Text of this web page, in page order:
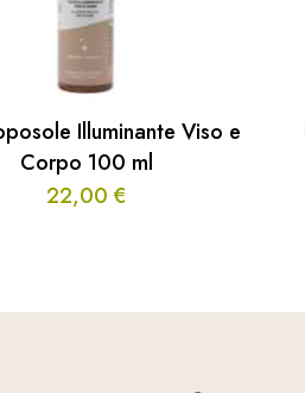
Illuminante Viso e
Corpo 100 ml
22,00 €